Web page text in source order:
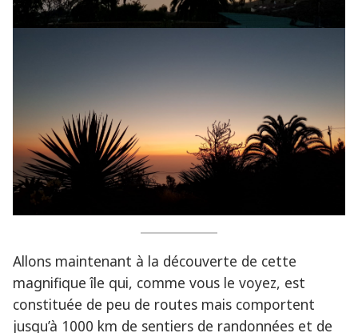
Allons maintenant à la découverte de cette
magnifique île qui, comme vous le voyez, est
constituée de peu de routes mais comportent
jusqu’à 1000 km de sentiers de randonnées et de